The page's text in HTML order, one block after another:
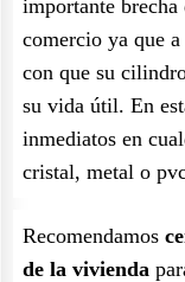
importante
comercio ya que
con que su
su vida útil. En
inmediatos en
cristal, metal o
Recomendamos
de la vivienda